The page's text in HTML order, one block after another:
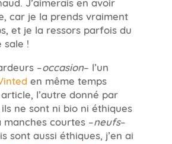
car je la prends vraiment
et je la ressors parfois du
sale !
–occasion– l’un
en même temps
l’autre donné par
ne sont ni bio ni éthiques
manches courtes –neufs–
sont aussi éthiques, j’en ai